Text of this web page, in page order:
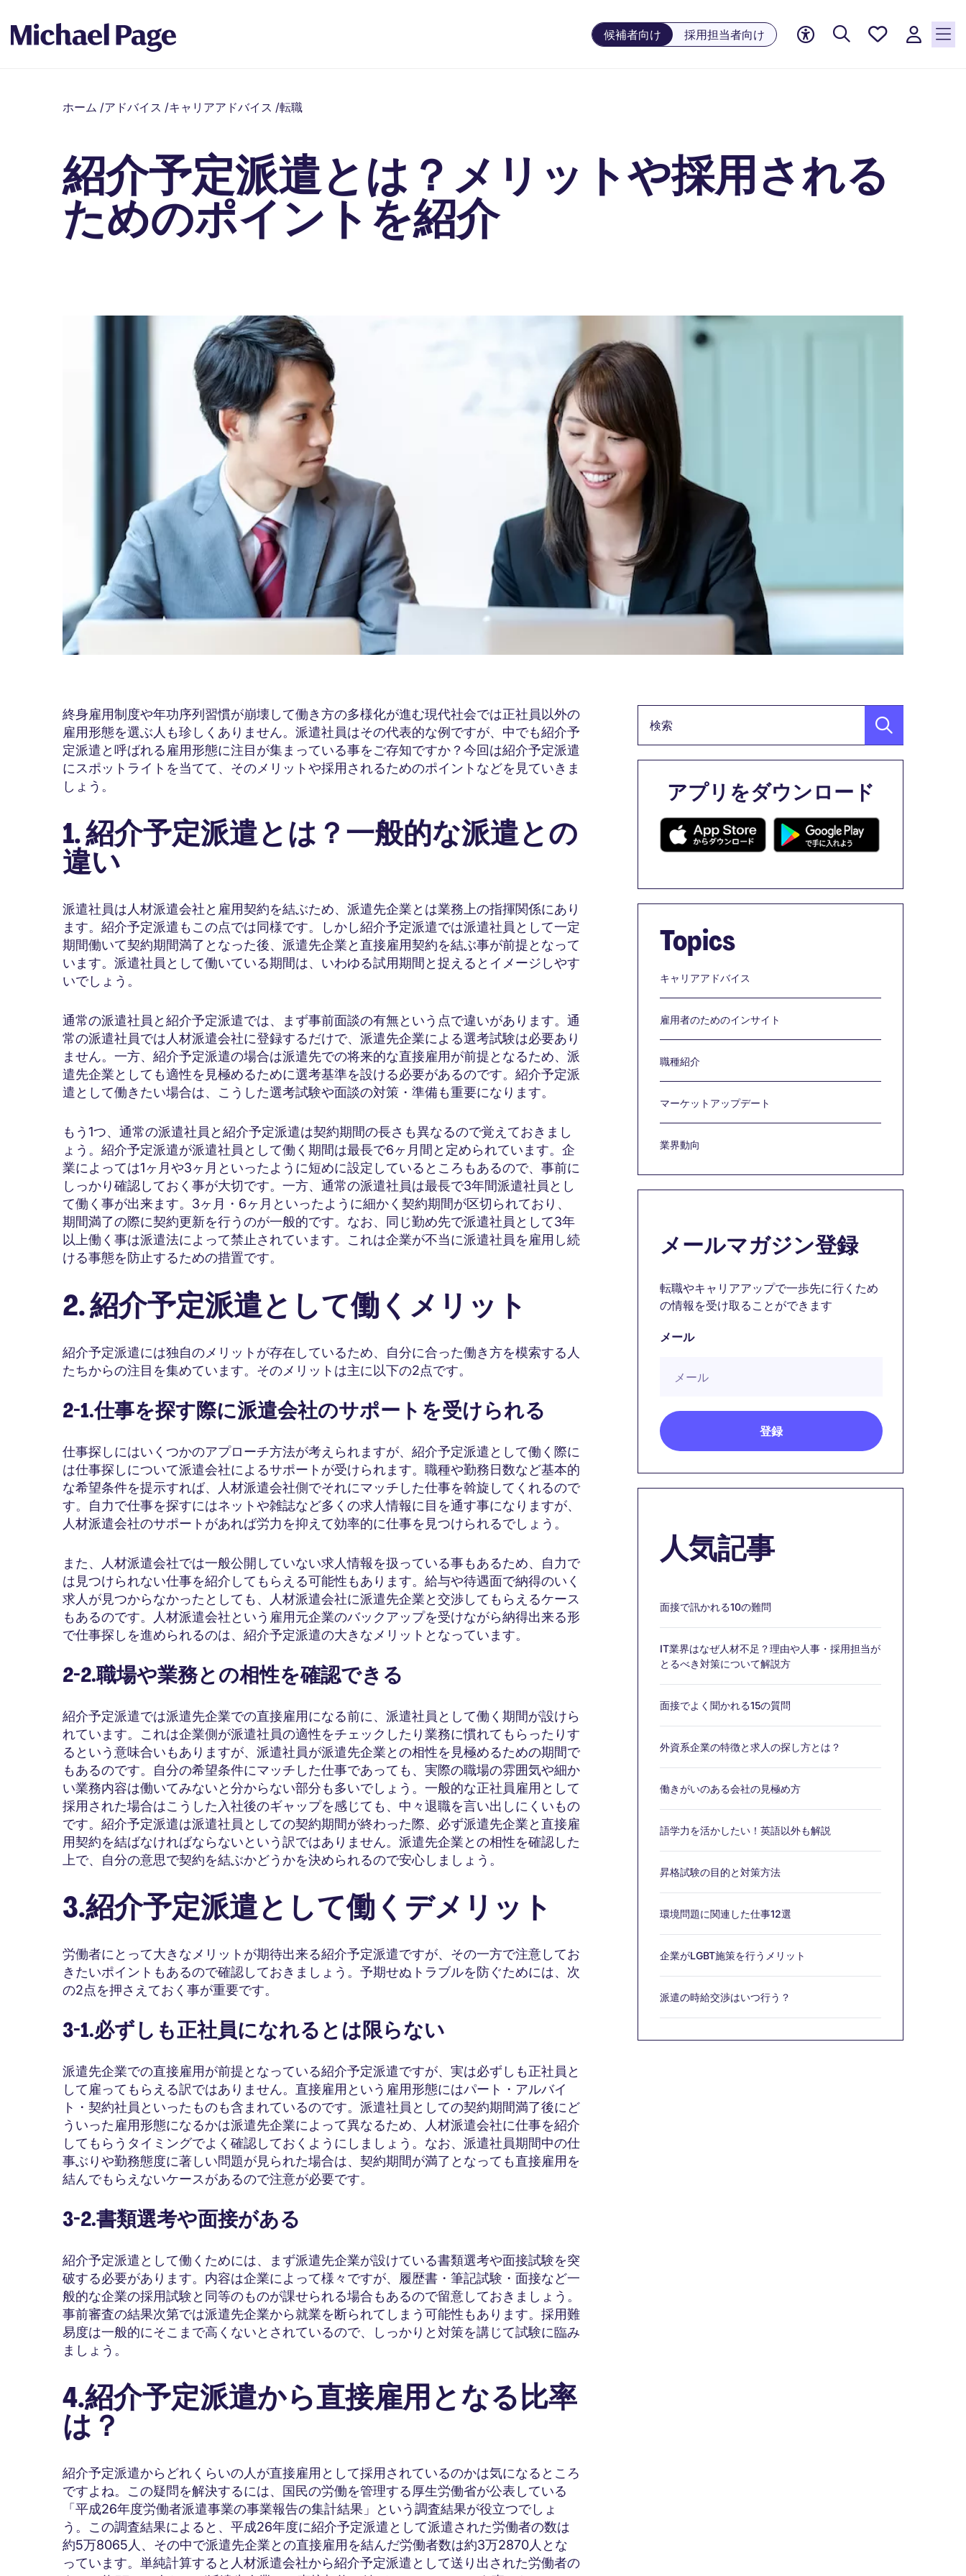
候補者向け 採用担当者向け
お気に
されて
います
ホーム /アドバイス /キャリアアドバイス /転職
紹介予定派遣とは？メリットや採用される
ためのポイントを紹介
終身雇用制度や年功序列習慣が崩壊して働き方の多様化が進む現代社会では正社員以外の
雇用形態を選ぶ人も珍しくありません。派遣社員はその代表的な例ですが、中でも紹介予
定派遣と呼ばれる雇用形態に注目が集まっている事をご存知ですか？今回は紹介予定派遣
にスポットライトを当てて、そのメリットや採用されるためのポイントなどを見ていきま
しょう。
1. 紹介予定派遣とは？一般的な派遣との
違い
派遣社員は人材派遣会社と雇用契約を結ぶため、派遣先企業とは業務上の指揮関係にあり
ます。紹介予定派遣もこの点では同様です。しかし紹介予定派遣では派遣社員として一定
期間働いて契約期間満了となった後、派遣先企業と直接雇用契約を結ぶ事が前提となって
います。派遣社員として働いている期間は、いわゆる試用期間と捉えるとイメージしやす
いでしょう。
通常の派遣社員と紹介予定派遣では、まず事前面談の有無という点で違いがあります。通
常の派遣社員では人材派遣会社に登録するだけで、派遣先企業による選考試験は必要あり
ません。一方、紹介予定派遣の場合は派遣先での将来的な直接雇用が前提となるため、派
遣先企業としても適性を見極めるために選考基準を設ける必要があるのです。紹介予定派
遣として働きたい場合は、こうした選考試験や面談の対策・準備も重要になります。
もう1つ、通常の派遣社員と紹介予定派遣は契約期間の長さも異なるので覚えておきまし
ょう。紹介予定派遣が派遣社員として働く期間は最長で6ヶ月間と定められています。企
業によっては1ヶ月や3ヶ月といったように短めに設定しているところもあるので、事前に
しっかり確認しておく事が大切です。一方、通常の派遣社員は最長で3年間派遣社員とし
て働く事が出来ます。3ヶ月・6ヶ月といったように細かく契約期間が区切られており、
期間満了の際に契約更新を行うのが一般的です。なお、同じ勤め先で派遣社員として3年
以上働く事は派遣法によって禁止されています。これは企業が不当に派遣社員を雇用し続
ける事態を防止するための措置です。
2. 紹介予定派遣として働くメリット
紹介予定派遣には独自のメリットが存在しているため、自分に合った働き方を模索する人
たちからの注目を集めています。そのメリットは主に以下の2点です。
2-1.仕事を探す際に派遣会社のサポートを受けられる
仕事探しにはいくつかのアプローチ方法が考えられますが、紹介予定派遣として働く際に
は仕事探しについて派遣会社によるサポートが受けられます。職種や勤務日数など基本的
な希望条件を提示すれば、人材派遣会社側でそれにマッチした仕事を斡旋してくれるので
す。自力で仕事を探すにはネットや雑誌など多くの求人情報に目を通す事になりますが、
人材派遣会社のサポートがあれば労力を抑えて効率的に仕事を見つけられるでしょう。
また、人材派遣会社では一般公開していない求人情報を扱っている事もあるため、自力で
は見つけられない仕事を紹介してもらえる可能性もあります。給与や待遇面で納得のいく
求人が見つからなかったとしても、人材派遣会社に派遣先企業と交渉してもらえるケース
もあるのです。人材派遣会社という雇用元企業のバックアップを受けながら納得出来る形
で仕事探しを進められるのは、紹介予定派遣の大きなメリットとなっています。
2-2.職場や業務との相性を確認できる
紹介予定派遣では派遣先企業での直接雇用になる前に、派遣社員として働く期間が設けら
れています。これは企業側が派遣社員の適性をチェックしたり業務に慣れてもらったりす
るという意味合いもありますが、派遣社員が派遣先企業との相性を見極めるための期間で
もあるのです。自分の希望条件にマッチした仕事であっても、実際の職場の雰囲気や細か
い業務内容は働いてみないと分からない部分も多いでしょう。一般的な正社員雇用として
採用された場合はこうした入社後のギャップを感じても、中々退職を言い出しにくいもの
です。紹介予定派遣は派遣社員としての契約期間が終わった際、必ず派遣先企業と直接雇
用契約を結ばなければならないという訳ではありません。派遣先企業との相性を確認した
上で、自分の意思で契約を結ぶかどうかを決められるので安心しましょう。
3.紹介予定派遣として働くデメリット
労働者にとって大きなメリットが期待出来る紹介予定派遣ですが、その一方で注意してお
きたいポイントもあるので確認しておきましょう。予期せぬトラブルを防ぐためには、次
の2点を押さえておく事が重要です。
3-1.必ずしも正社員になれるとは限らない
派遣先企業での直接雇用が前提となっている紹介予定派遣ですが、実は必ずしも正社員と
して雇ってもらえる訳ではありません。直接雇用という雇用形態にはパート・アルバイ
ト・契約社員といったものも含まれているのです。派遣社員としての契約期間満了後にど
ういった雇用形態になるかは派遣先企業によって異なるため、人材派遣会社に仕事を紹介
してもらうタイミングでよく確認しておくようにしましょう。なお、派遣社員期間中の仕
事ぶりや勤務態度に著しい問題が見られた場合は、契約期間が満了となっても直接雇用を
結んでもらえないケースがあるので注意が必要です。
3-2.書類選考や面接がある
紹介予定派遣として働くためには、まず派遣先企業が設けている書類選考や面接試験を突
破する必要があります。内容は企業によって様々ですが、履歴書・筆記試験・面接など一
般的な企業の採用試験と同等のものが課せられる場合もあるので留意しておきましょう。
事前審査の結果次第では派遣先企業から就業を断られてしまう可能性もあります。採用難
易度は一般的にそこまで高くないとされているので、しっかりと対策を講じて試験に臨み
ましょう。
4.紹介予定派遣から直接雇用となる比率
は？
紹介予定派遣からどれくらいの人が直接雇用として採用されているのかは気になるところ
ですよね。この疑問を解決するには、国民の労働を管理する厚生労働省が公表している
「平成26年度労働者派遣事業の事業報告の集計結果」という調査結果が役立つでしょ
う。この調査結果によると、平成26年度に紹介予定派遣として派遣された労働者の数は
約5万8065人、その中で派遣先企業との直接雇用を結んだ労働者数は約3万2870人とな
っています。単純計算すると人材派遣会社から紹介予定派遣として送り出された労働者の
アプリをダウンロード
Topics
キャリアアドバイス
雇用者のためのインサイト
職種紹介
マーケットアップデート
業界動向
メールマガジン登録
転職やキャリアアップで一歩先に行くため
の情報を受け取ることができます
メール
人気記事
面接で訊かれる10の難問
IT業界はなぜ人材不足？理由や人事・採用担当が
とるべき対策について解説方
面接でよく聞かれる15の質問
外資系企業の特徴と求人の探し方とは？
働きがいのある会社の見極め方
語学力を活かしたい！英語以外も解説
昇格試験の目的と対策方法
環境問題に関連した仕事12選
企業がLGBT施策を行うメリット
派遣の時給交渉はいつ行う？